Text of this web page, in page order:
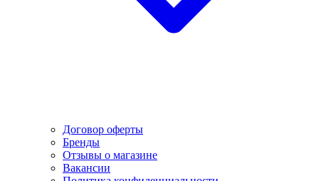
Договор оферты
Бренды
Отзывы о магазине
Вакансии